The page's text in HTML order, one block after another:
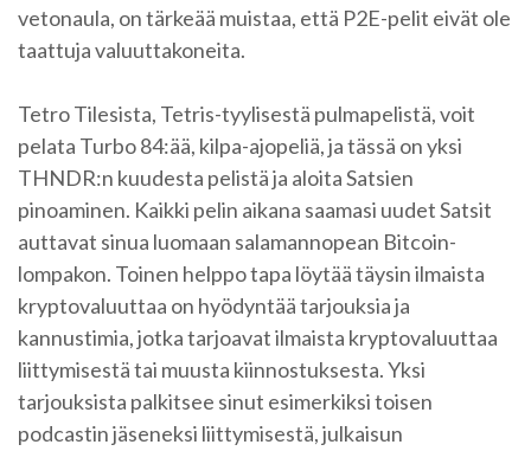
vetonaula, on tärkeää muistaa, että P2E-pelit eivät ole
taattuja valuuttakoneita.
Tetro Tilesista, Tetris-tyylisestä pulmapelistä, voit
pelata Turbo 84:ää, kilpa-ajopeliä, ja tässä on yksi
THNDR:n kuudesta pelistä ja aloita Satsien
pinoaminen. Kaikki pelin aikana saamasi uudet Satsit
auttavat sinua luomaan salamannopean Bitcoin-
lompakon. Toinen helppo tapa löytää täysin ilmaista
kryptovaluuttaa on hyödyntää tarjouksia ja
kannustimia, jotka tarjoavat ilmaista kryptovaluuttaa
liittymisestä tai muusta kiinnostuksesta. Yksi
tarjouksista palkitsee sinut esimerkiksi toisen
podcastin jäseneksi liittymisestä, julkaisun